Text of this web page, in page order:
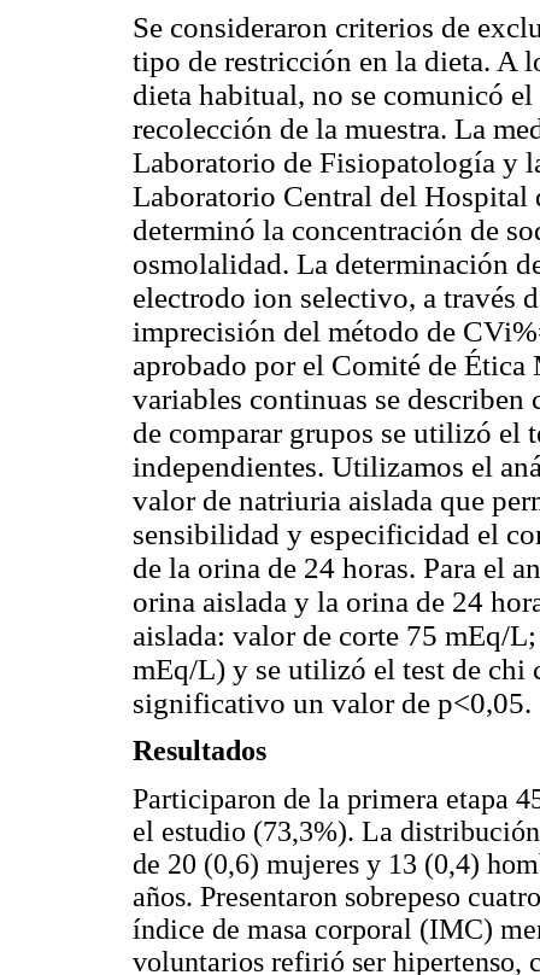
Se consideraron criterios de
tipo de restricción en la dieta. A
dieta habitual, no se comunicó
recolección de la muestra. La
Laboratorio de Fisiopatología y
Laboratorio Central del Hospital
determinó la concentración de
osmolalidad. La determinación
electrodo ion selectivo, a través
imprecisión del método de
aprobado por el Comité de
variables continuas se describen
de comparar grupos se utilizó el
independientes. Utilizamos el
valor de natriuria aislada que
sensibilidad y especificidad el
de la orina de 24 horas. Para el
orina aislada y la orina de 24
aislada: valor de corte 75 mEq/
mEq/L) y se utilizó el test de chi
significativo un valor de p<0,05.
Resultados
Participaron de la primera etapa
el estudio (73,3%). La
de 20 (0,6) mujeres y 13 (0,4)
años. Presentaron sobrepeso
índice de masa corporal (IMC)
voluntarios refirió ser hipertenso,